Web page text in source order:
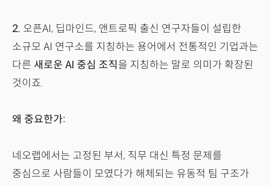
2. 오픈AI, 딥마인드, 앤트로픽 출신 연구자들이 설립한
소규모 AI 연구소를 지칭하는 용어에서 전통적인 기업과는
다른 새로운 AI 중심 조직을 지칭하는 말로 의미가 확장된
것이죠.
왜 중요한가:
네오랩에서는 고정된 부서, 직무 대신 특정 문제를
중심으로 사람들이 모였다가 해체되는 유동적 팀 구조가